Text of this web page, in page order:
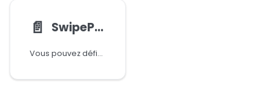
📄️ SwipeParams():setDelay()
Vous pouvez définir le délai de balayage en millisecondes en utilisant cette méthode